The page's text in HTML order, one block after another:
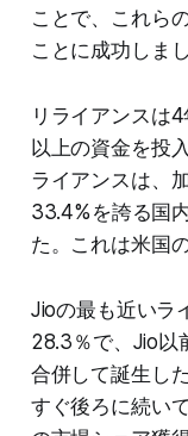
ことで、これら
ことに成功しまし
リライアンスは
以上の資金を投
ライアンスは、
33.4%を誇る国
た。これは米国
Jioの最も近いラ
28.3％で、Jio以
合併して誕生し
すぐ後ろに続い